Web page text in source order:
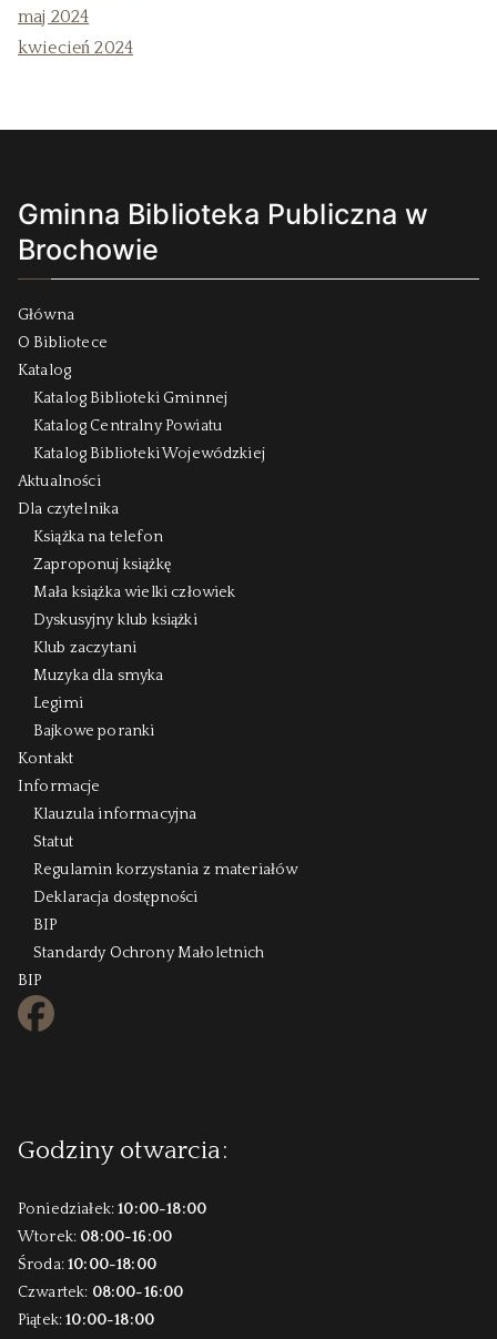
maj 2024
kwiecień 2024
Gminna Biblioteka Publiczna w
Brochowie
Główna
O Bibliotece
Katalog
Katalog Biblioteki Gminnej
Katalog Centralny Powiatu
Katalog Biblioteki Wojewódzkiej
Aktualności
Dla czytelnika
Książka na telefon
Zaproponuj książkę
Mała książka wielki człowiek
Dyskusyjny klub książki
Klub zaczytani
Muzyka dla smyka
Legimi
Bajkowe poranki
Kontakt
Informacje
Klauzula informacyjna
Statut
Regulamin korzystania z materiałów
Deklaracja dostępności
BIP
Standardy Ochrony Małoletnich
BIP
FB
Godziny otwarcia:
Poniedziałek:10:00-18:00
Wtorek: 08:00-16:00
Środa:10:00-18:00
Czwartek: 08:00-16:00
Piątek:10:00-18:00